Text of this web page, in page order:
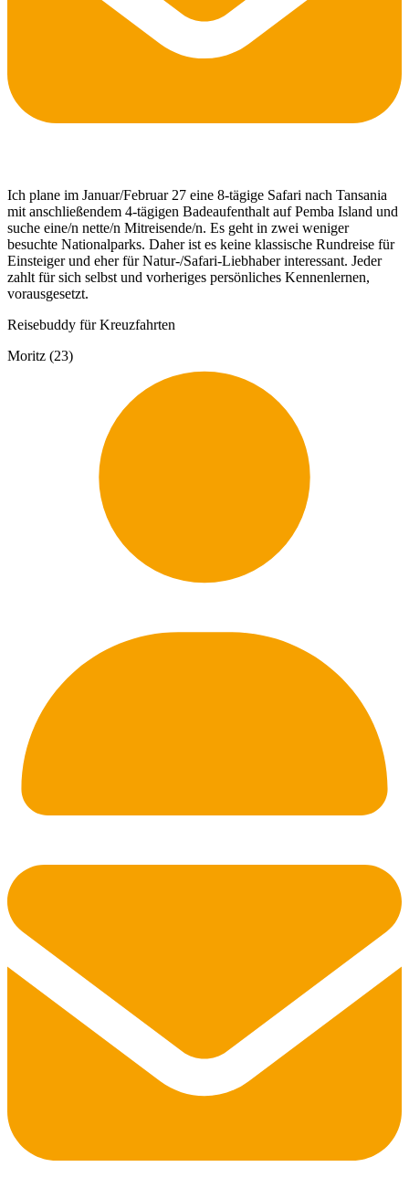
Ich plane im Januar/Februar 27 eine 8-tägige Safari nach Tansania
mit anschließendem 4-tägigen Badeaufenthalt auf Pemba Island und
suche eine/n nette/n Mitreisende/n. Es geht in zwei weniger
besuchte Nationalparks. Daher ist es keine klassische Rundreise für
Einsteiger und eher für Natur-/Safari-Liebhaber interessant. Jeder
zahlt für sich selbst und vorheriges persönliches Kennenlernen,
vorausgesetzt.
Reisebuddy für Kreuzfahrten
Moritz (23)